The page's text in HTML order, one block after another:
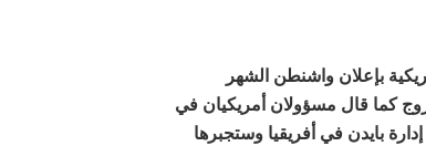
بإعلان واشنطن الشهر
كما قال مسؤولان أمريكيان في
بايدن في أفريقيا وستجبرها